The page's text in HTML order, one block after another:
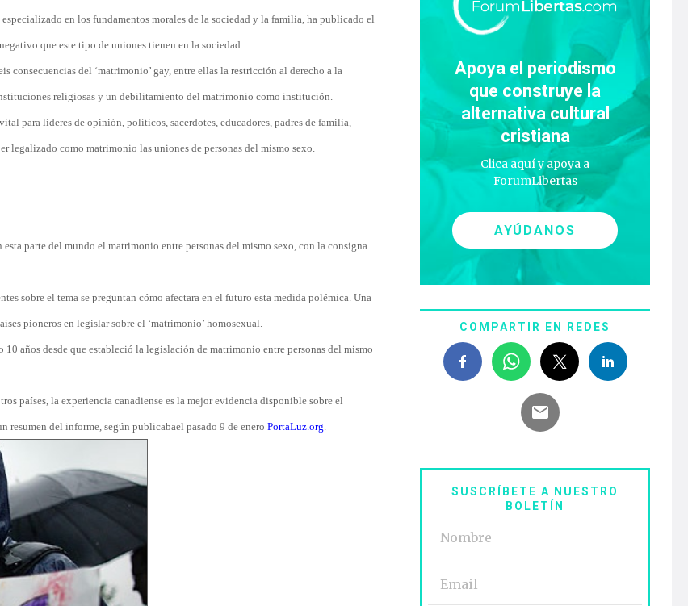
especializado en los fundamentos morales de la sociedad y la familia, ha publicado el
que este tipo de uniones tienen en la sociedad.
consecuencias del ‘matrimonio’ gay, entre ellas la restricción al derecho a la
religiosas y un debilitamiento del matrimonio como institución.
para líderes de opinión, políticos, sacerdotes, educadores, padres de familia,
legalizado como matrimonio las uniones de personas del mismo sexo.
parte del mundo el matrimonio entre personas del mismo sexo, con la consigna
sobre el tema se preguntan cómo afectara en el futuro esta medida polémica. Una
pioneros en legislar sobre el ‘matrimonio’ homosexual.
años desde que estableció la legislación de matrimonio entre personas del mismo
países, la experiencia canadiense es la mejor evidencia disponible sobre el
resumen del informe, según publicabael pasado 9 de enero PortaLuz.org.
Apoya el periodismo
que construye la
alternativa cultural
cristiana
Clica aquí y apoya a
ForumLibertas
AYÚDANOS
COMPARTIR EN REDES
SUSCRÍBETE A NUESTRO
BOLETÍN